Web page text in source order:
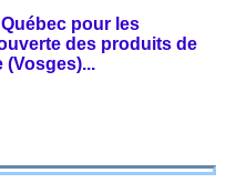
pour les
des produits de
(Vosges)...